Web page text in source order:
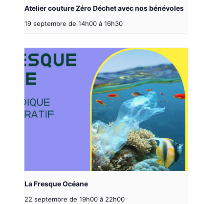
Atelier couture Zéro Déchet avec nos bénévoles
19 septembre de 14h00 à 16h30
La Fresque Océane
22 septembre de 19h00 à 22h00